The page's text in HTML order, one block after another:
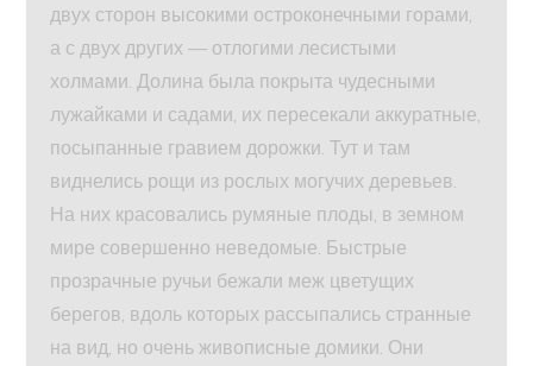
двух сторон высокими остроконечными горами,
а с двух других — отлогими лесистыми
холмами. Долина была покрыта чудесными
лужайками и садами, их пересекали аккуратные,
посыпанные гравием дорожки. Тут и там
виднелись рощи из рослых могучих деревьев.
На них красовались румяные плоды, в земном
мире совершенно неведомые. Быстрые
прозрачные ручьи бежали меж цветущих
берегов, вдоль которых рассыпались странные
на вид, но очень живописные домики. Они